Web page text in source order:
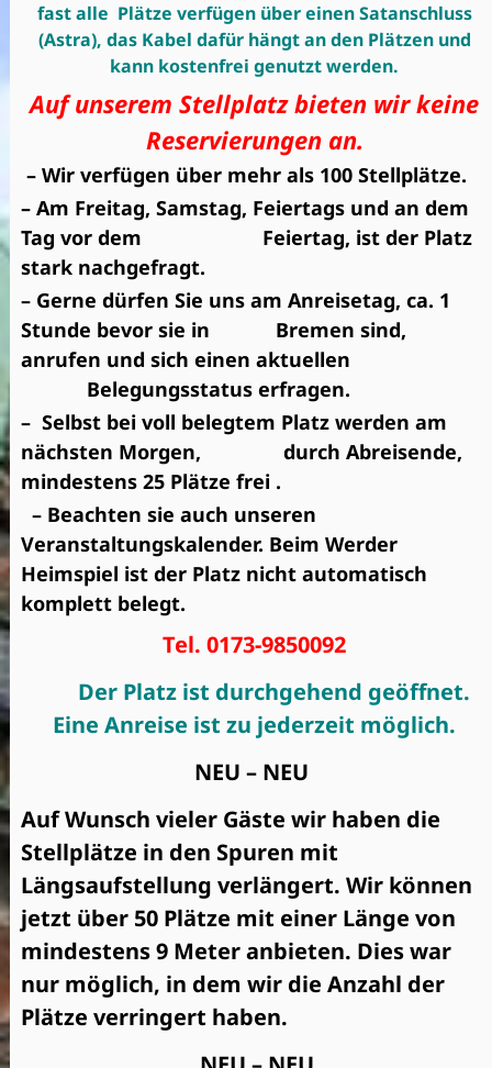
fast alle Plätze verfügen über einen Satanschluss
(Astra), das Kabel dafür hängt an den Plätzen und
kann kostenfrei genutzt werden.
Auf unserem Stellplatz bieten wir keine
Reservierungen an.
– Wir verfügen über mehr als 100 Stellplätze.
– Am Freitag, Samstag, Feiertags und an dem
Tag vor dem Feiertag, ist der Platz
stark nachgefragt.
– Gerne dürfen Sie uns am Anreisetag, ca. 1
Stunde bevor sie in Bremen sind,
anrufen und sich einen aktuellen
Belegungsstatus erfragen.
– Selbst bei voll belegtem Platz werden am
nächsten Morgen, durch Abreisende,
mindestens 25 Plätze frei .
– Beachten sie auch unseren
Veranstaltungskalender. Beim Werder
Heimspiel ist der Platz nicht automatisch
komplett belegt.
Tel. 0173-9850092
Der Platz ist durchgehend geöffnet.
Eine Anreise ist zu jederzeit möglich.
NEU – NEU
Auf Wunsch vieler Gäste wir haben die
Stellplätze in den Spuren mit
Längsaufstellung verlängert. Wir können
jetzt über 50 Plätze mit einer Länge von
mindestens 9 Meter anbieten. Dies war
nur möglich, in dem wir die Anzahl der
Plätze verringert haben.